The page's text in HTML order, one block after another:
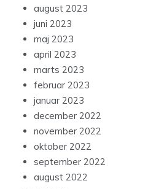
august 2023
juni 2023
maj 2023
april 2023
marts 2023
februar 2023
januar 2023
december 2022
november 2022
oktober 2022
september 2022
august 2022